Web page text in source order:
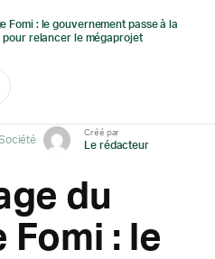
Fomi : le gouvernement passe à la
relancer le mégaprojet
Créé par
Le rédacteur
du
Fomi : le